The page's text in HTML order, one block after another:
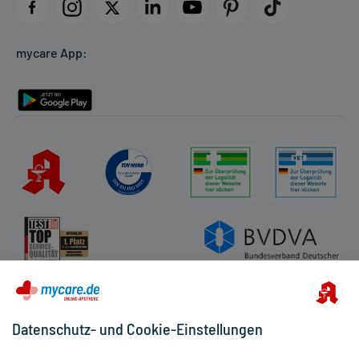
Datenschutz
Rückgabe/Widerruf
mycare App:
Datenschutz- und Cookie-Einstellungen